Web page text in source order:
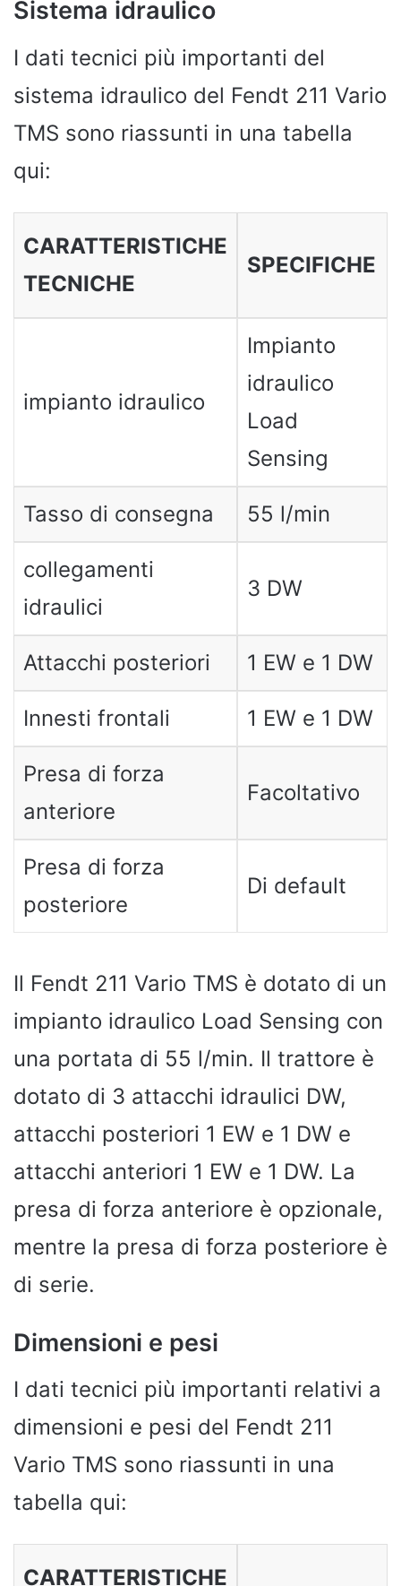
Sistema idraulico
I dati tecnici più importanti del
sistema idraulico del Fendt 211 Vario
TMS sono riassunti in una tabella
qui:
CARATTERISTICHE
TECNICHE
SPECIFICHE
impianto idraulico
Impianto
idraulico
Load
Sensing
Tasso di consegna 55 l/min
collegamenti
idraulici
3 DW
Attacchi posteriori 1 EW e 1 DW
Innesti frontali 1 EW e 1 DW
Presa di forza
anteriore
Facoltativo
Presa di forza
posteriore
Di default
Il Fendt 211 Vario TMS è dotato di un
impianto idraulico Load Sensing con
una portata di 55 l/min. Il trattore è
dotato di 3 attacchi idraulici DW,
attacchi posteriori 1 EW e 1 DW e
attacchi anteriori 1 EW e 1 DW. La
presa di forza anteriore è opzionale,
mentre la presa di forza posteriore è
di serie.
Dimensioni e pesi
I dati tecnici più importanti relativi a
dimensioni e pesi del Fendt 211
Vario TMS sono riassunti in una
tabella qui:
CARATTERISTICHE